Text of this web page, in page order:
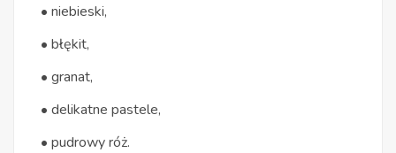
• niebieski,
• błękit,
• granat,
• delikatne pastele,
• pudrowy róż.